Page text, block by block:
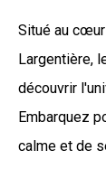
Situé au
Largentière,
découvrir
Embarquez
calme et de